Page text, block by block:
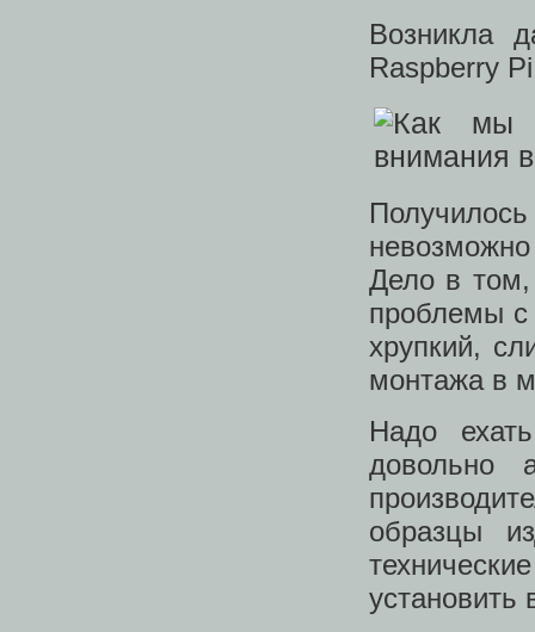
Возникла
Raspberry
Дело в
проблемы
хрупкий,
монтажа в
Надо
довольно
образцы